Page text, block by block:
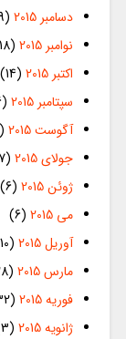
دسامبر 2015
(49)
نوامبر 2015
(18)
اکتبر 2015
(14)
سپتامبر 2015
(16)
آگوست 2015
(27)
جولای 2015
(17)
ژوئن 2015
(6)
می 2015
(6)
آوریل 2015
(10)
مارس 2015
(28)
فوریه 2015
(32)
ژانویه 2015
(3)